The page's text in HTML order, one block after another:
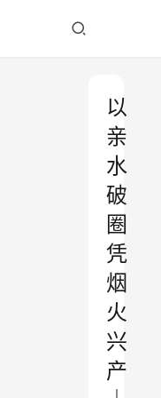
以
亲
水
破
圈
凭
烟
火
兴
产